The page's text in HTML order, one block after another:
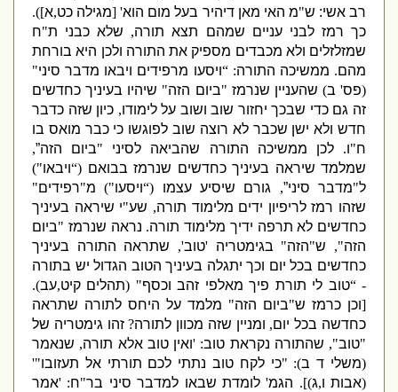
רב אשי:ש "מ האי מאן דיהיר בעל מום הוא' [מגילה כט,א]).
כך רמז לבני עניים שמהם תצא תורה,שלא כבני ת "ח
שמזלזלים ולא מכבדים מספיק את התורה ולכן היא בורחת
מהם.ממשיכה התורה: “ויסעו מרפידים ויבאו מדבר סיני"
פס'ב )שהעניין שנרמז"ביום הזה"שיהיו בעיניך כחדשים
זה גם כדי שבכך יחזור שוב ושוב על לימודו,כיון שזה כדבר
חדש ולא ישן שכבר לא רוצה שוב לפוגשו כי כבר מואס בו
"ו.לכן ממשיכה התורה שהביאה לסיני" ביום הזה”,
שמלמד שיראה בעיניך כחדשים שנרמז בבואם(“ ויבאו")
מדבר סיני”,גורם שיסיע עצמו(“ ויסעו")מ "רפידים"
שזהו רמז לריפיון ידים מלימוד תורה,שע"י שיראה בעיניך
כחדשים לא תרפה ידיך מלימוד תורה.נראה שנרמז"ביום
הזה",ש "הזה"בגימטריה'טוב',שתראה התורה בעיניך
כחדשים בכל יום וכך יתגלה בעיניך הטוב הגדול יש בתורה
- “טוב לי תורת פיך מאלפי זהב וכסף" (תהלים קיט,עב).
וכן כרמז ש "ביום הזה"מלמד על היחס לתורה שתראה
כחדשה בכל יום,ומניין שזה מכוון לתורה?זהו גימטריה של
טוב",שהתורה נקראת טוב: 'ואין טוב אלא תורה,שנאמר
משלי ד ב ): "כי לקח טוב נתתי לכם תורתי אל תעזובו"'
אבות ו,ג )]. הגמ'לומדת שבאו למדבר סיני בר"ח: 'אמר